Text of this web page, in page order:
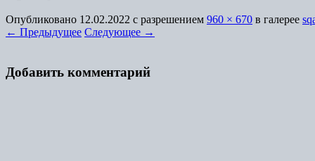
Опубликовано 12.02.2022 с разрешением 960 × 670 в галерее
← Предыдущее Следующее →
Добавить комментарий